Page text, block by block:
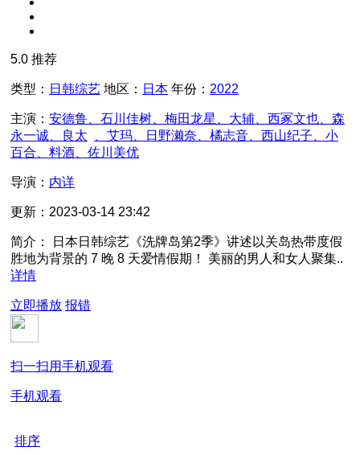
5.0 推荐
类型： 日韩综艺 地区： 日本 年份： 2022
主演： 安德鲁、石川佳树、梅田龙星、大辅、西冢文也、森
永一诚、良太
、艾玛、日野濑奈、橘志音、西山纪子、小
百合、料酒、佐川美优
导演： 内详
更新： 2023-03-14 23:42
简介：
日本日韩综艺《洗牌岛第2季》讲述以关岛热带度假
胜地为背景的 7 晚 8 天爱情假期！ 美丽的男人和女人聚集..
详情
立即播放 报错
扫一扫用手机观看
手机观看
排序